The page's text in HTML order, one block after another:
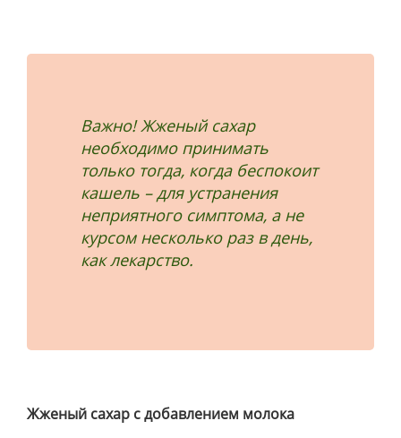
Важно! Жженый сахар
необходимо принимать
только тогда, когда беспокоит
кашель – для устранения
неприятного симптома, а не
курсом несколько раз в день,
как лекарство.
Жженый сахар с добавлением молока